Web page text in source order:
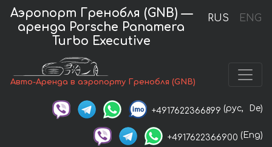
RUS ENG
Аэропорт Гренобля (GNB) —
аренда Porsche Panamera
Turbo Executive
Авто-Аренда в аэропорту Гренобля (GNB)
+4917622366899 (рус, De)
+4917622366900 (Eng)